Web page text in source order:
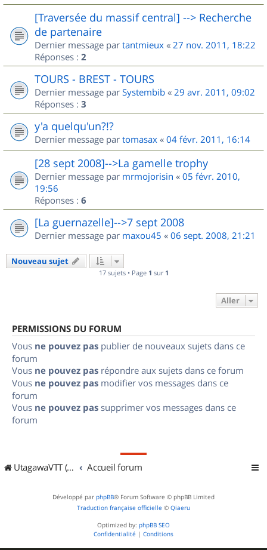
[Traversée du massif central] --> Recherche
de partenaire
Dernier message par tantmieux « 27 nov. 2011, 18:22
Réponses : 2
TOURS - BREST - TOURS
Dernier message par Systembib « 29 avr. 2011, 09:02
Réponses : 3
y'a quelqu'un?!?
Dernier message par tomasax « 04 févr. 2011, 16:14
[28 sept 2008]-->La gamelle trophy
Dernier message par mrmojorisin « 05 févr. 2010,
19:56
Réponses : 6
[La guernazelle]-->7 sept 2008
Dernier message par maxou45 « 06 sept. 2008, 21:21
Nouveau sujet
17 sujets • Page 1 sur 1
Aller
PERMISSIONS DU FORUM
Vous ne pouvez pas publier de nouveaux sujets dans ce
forum
Vous ne pouvez pas répondre aux sujets dans ce forum
Vous ne pouvez pas modifier vos messages dans ce
forum
Vous ne pouvez pas supprimer vos messages dans ce
forum
UtagawaVTT (Randos VTT et VTTAE avec traces GPS) Accueil forum
Développé par phpBB® Forum Software © phpBB Limited
Traduction française officielle © Qiaeru
Optimized by: phpBB SEO
Confidentialité | Conditions